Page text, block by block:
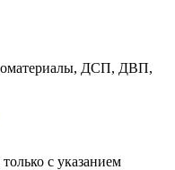
ДСП, ДВП,
с указанием